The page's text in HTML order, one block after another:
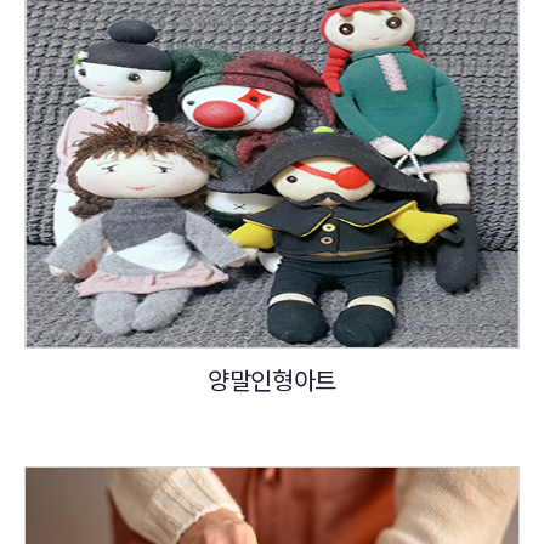
양말인형아트